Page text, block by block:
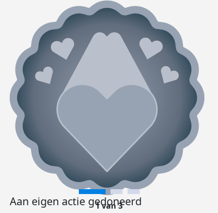
Aan eigen actie gedoneerd
1 van 3